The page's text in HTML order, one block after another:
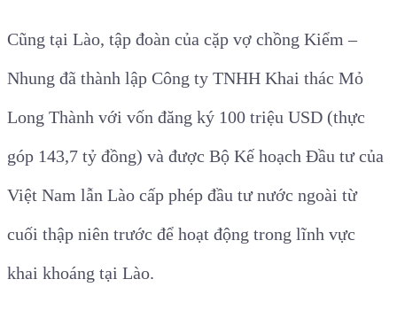
Cũng tại Lào, tập đoàn của cặp vợ chồng Kiểm –
Nhung đã thành lập Công ty TNHH Khai thác Mỏ
Long Thành với vốn đăng ký 100 triệu USD (thực
góp 143,7 tỷ đồng) và được Bộ Kế hoạch Đầu tư của
Việt Nam lẫn Lào cấp phép đầu tư nước ngoài từ
cuối thập niên trước để hoạt động trong lĩnh vực
khai khoáng tại Lào.